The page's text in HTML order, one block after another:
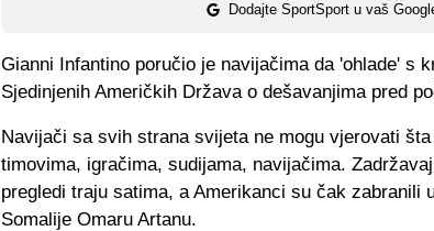
Dodajte SportSport u vaš
Gianni Infantino poručio je navijačima da 'ohlade' s
Sjedinjenih Američkih Država o dešavanjima pred
Navijači sa svih strana svijeta ne mogu vjerovati
timovima, igračima, sudijama, navijačima.
pregledi traju satima, a Amerikanci su čak zabranili
Somalije Omaru Artanu.